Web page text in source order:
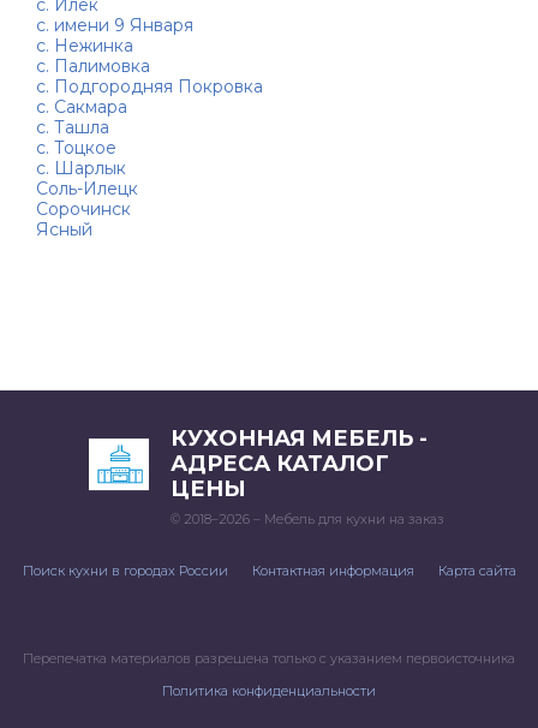
с. Илек
с. имени 9 Января
с. Нежинка
с. Палимовка
с. Подгородняя Покровка
с. Сакмара
с. Ташла
с. Тоцкое
с. Шарлык
Соль-Илецк
Сорочинск
Ясный
КУХОННАЯ МЕБЕЛЬ -
АДРЕСА КАТАЛОГ
ЦЕНЫ
© 2018–2026 – Мебель для кухни на заказ
Поиск кухни в городах России Контактная информация Карта сайта
Перепечатка материалов разрешена только с указанием первоисточника
Политика конфиденциальности